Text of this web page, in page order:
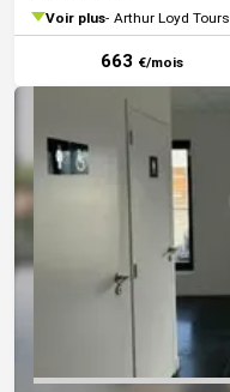
Voir plus Arthur Loyd Tours
663 €/mois